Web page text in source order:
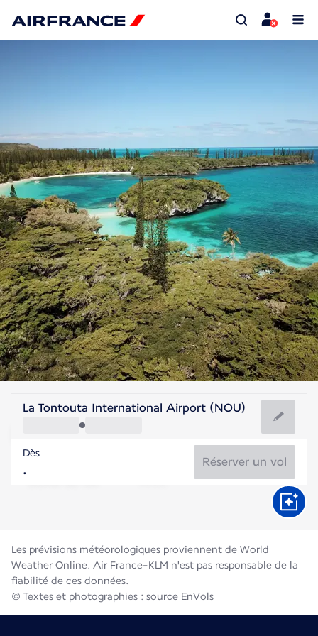
Nouvelle Calédonie
Nouméa
Nouvelle Calédonie
La Tontouta International Airport (NOU)
Dès
Réserver un vol
Les prévisions météorologiques proviennent de World
Weather Online. Air France-KLM n'est pas responsable de la
fiabilité de ces données.
© Textes et photographies : source EnVols